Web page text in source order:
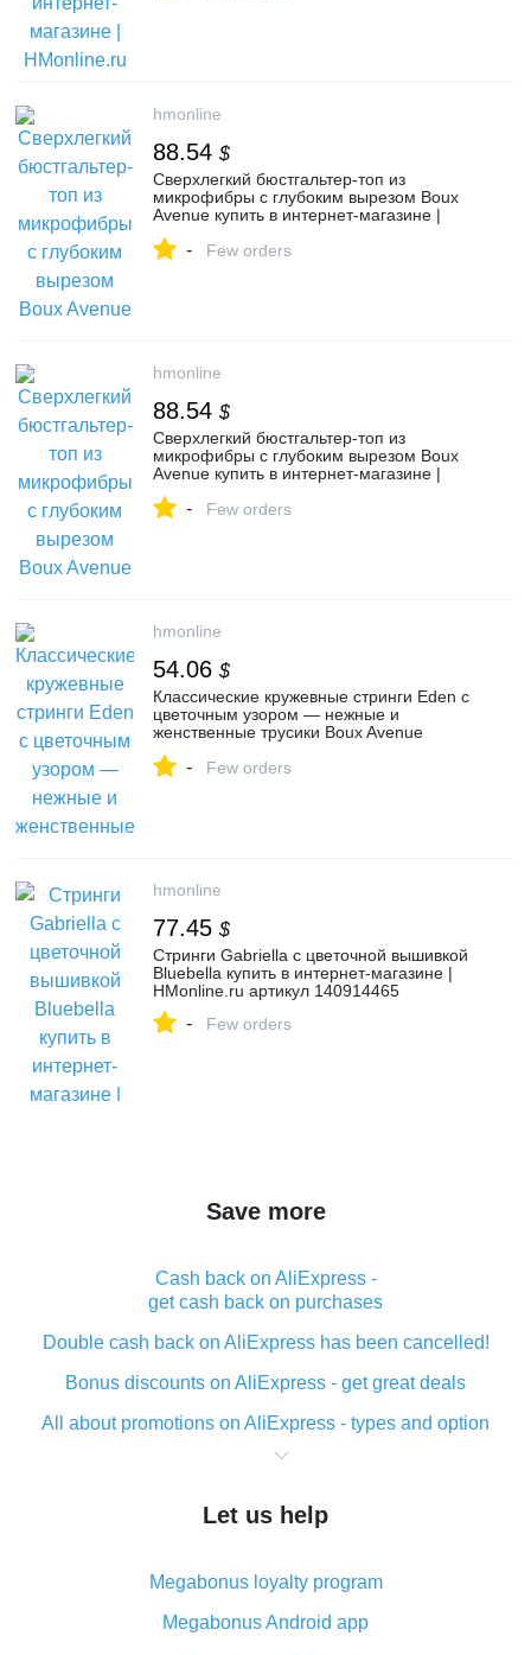
hmonline
88.54 $
Сверхлегкий бюстгальтер-топ из
микрофибры с глубоким вырезом Boux
Avenue купить в интернет-магазине |
- Few orders
hmonline
88.54 $
Сверхлегкий бюстгальтер-топ из
микрофибры с глубоким вырезом Boux
Avenue купить в интернет-магазине |
- Few orders
hmonline
54.06 $
Классические кружевные стринги Eden с
цветочным узором — нежные и
женственные трусики Boux Avenue
артикул 156118660
- Few orders
hmonline
77.45 $
Стринги Gabriella с цветочной вышивкой
Bluebella купить в интернет-магазине |
HMonline.ru артикул 140914465
- Few orders
Save more
Cash back on AliExpress -
get cash back on purchases
Double cash back on AliExpress has been cancelled!
Bonus discounts on AliExpress - get great deals
All about promotions on AliExpress - types and option
What is cash back when making purchases on
The best place to download cash back for AliExpress
What is the AliExpress cash back plugin and what are
its advantages
Let us help
Megabonus loyalty program
Megabonus Android app